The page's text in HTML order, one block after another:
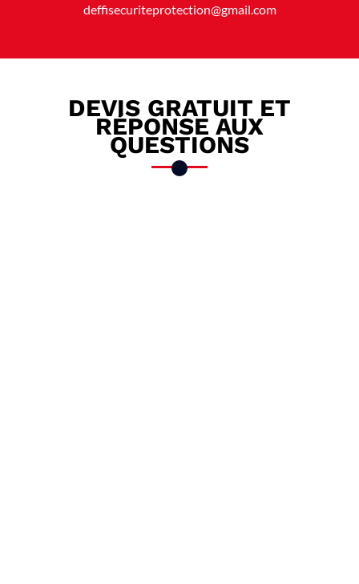
deffisecuriteprotection@gmail.com
DEVIS GRATUIT ET
RÉPONSE AUX
QUESTIONS